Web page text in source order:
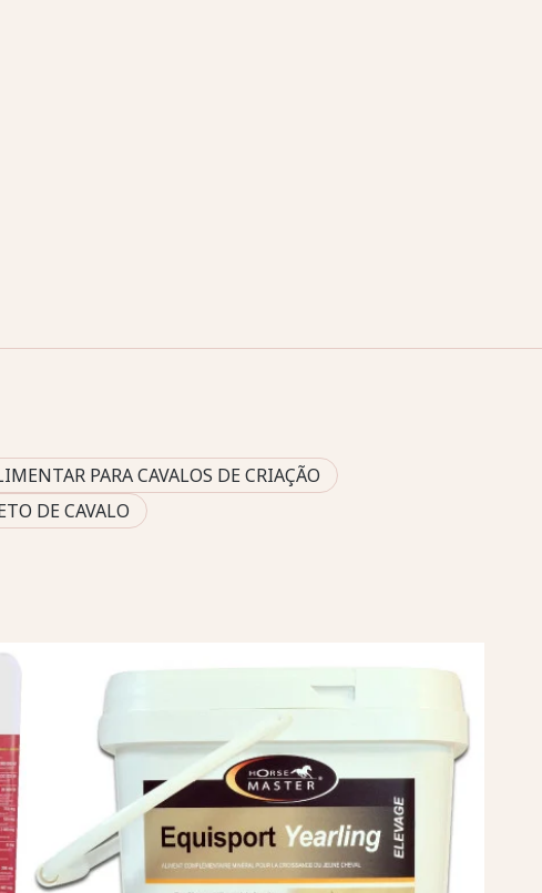
PARA CAVALOS DE CRIAÇÃO
DE CAVALO